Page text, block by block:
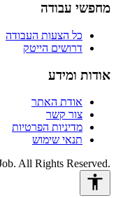
מחפשי עבודה
כל הצעות העבודה
דרושים הייטק
אודות ומידע
אודת האתר
צור קשר
מדיניות הפרטיות
תנאי שימוש
All Rights Reserved.